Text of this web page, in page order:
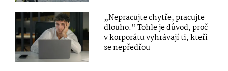
„Nepracujte chytře, pracujte
dlouho.“ Tohle je důvod, proč
v korporátu vyhrávají ti, kteří
se nepředřou